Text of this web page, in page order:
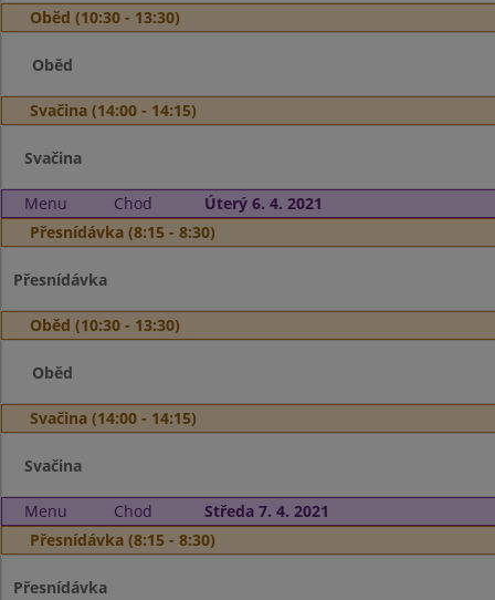
Oběd (10:30 - 13:30)
Oběd
Svačina (14:00 - 14:15)
Svačina
Menu Chod
Úterý 6. 4. 2021
Přesnídávka (8:15 - 8:30)
Přesnídávka
Oběd (10:30 - 13:30)
Oběd
Svačina (14:00 - 14:15)
Svačina
Menu Chod
Středa 7. 4. 2021
Přesnídávka (8:15 - 8:30)
Přesnídávka